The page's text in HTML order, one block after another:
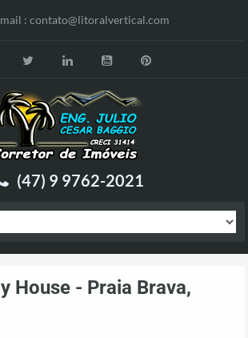
: contato@litoralvertical.com
(47) 9 9762-2021
House - Praia Brava,